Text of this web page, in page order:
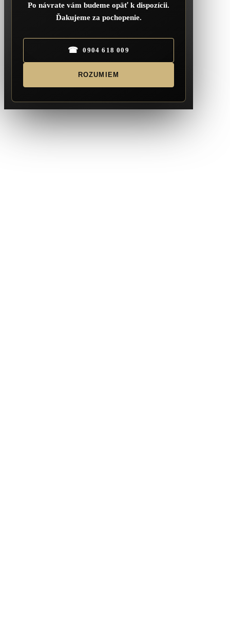
Po návrate vám budeme opäť k dispozícii.
Ďakujeme za pochopenie.
☎ 0904 618 009
ROZUMIEM